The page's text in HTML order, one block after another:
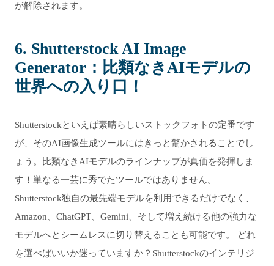
が解除されます。
6. Shutterstock AI Image
Generator：比類なきAIモデルの
世界への入り口！
Shutterstockといえば素晴らしいストックフォトの定番です
が、そのAI画像生成ツールにはきっと驚かされることでし
ょう。比類なきAIモデルのラインナップが真価を発揮しま
す！単なる一芸に秀でたツールではありません。
Shutterstock独自の最先端モデルを利用できるだけでなく、
Amazon、ChatGPT、Gemini、そして増え続ける他の強力な
モデルへとシームレスに切り替えることも可能です。 どれ
を選べばいいか迷っていますか？Shutterstockのインテリジ